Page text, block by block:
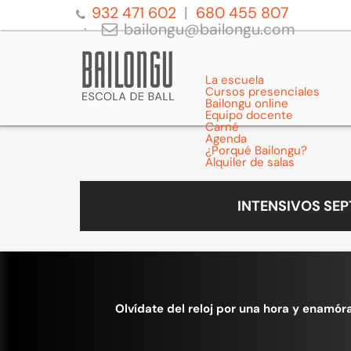
932 471 602
680 455 807
bailongu@bailongu.com
La escuela
Cursos presenciales
Bailongu online
Equipo docente
Carné
Agenda
¿Porqué Bailongu?
Alquiler de salas
INTENSIVOS
Olvídate del reloj por una hora y